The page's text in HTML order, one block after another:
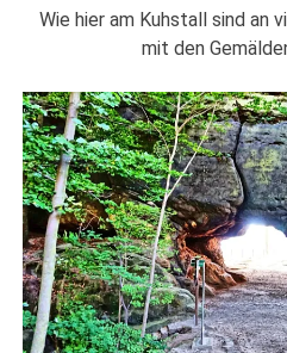
Wie hier am Kuhstall sind an
mit den